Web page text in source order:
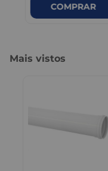
COMPRAR
Mais vistos